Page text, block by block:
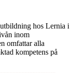
hos Lernia i
inom
omfattar alla
kompetens på